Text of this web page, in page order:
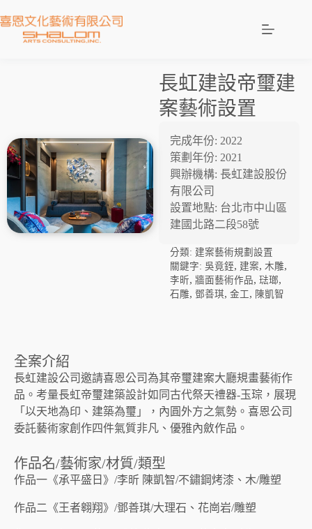
長虹建設帝璽建
案藝術設置
完成年份: 2022
策劃年份: 2021
興辦機構: 長虹建設股份
有限公司
設置地點: 台北市中山區
建國北路二段58號
分類: 建案藝術規劃設置
關鍵字: 吳竟銍, 建案, 木雕,
李昕, 牆面藝術作品, 琺瑯,
石雕, 鄧善琪, 金工, 陳凱智
全案介紹
長虹建設公司邀請喜恩公司為其帝璽建案大廳規畫藝術作
品。考量長虹帝璽建築設計如同古代祭天禮器-玉琮，展現
「以天地為印、建築為璽」，內圓外方之氣勢。喜恩公司
委託藝術家創作四件氣質非凡、優雅內斂作品。
作品名/藝術家/材質/類型
作品一《承平盛日》/李昕 陳凱智/不鏽鋼烤漆、木/雕塑
作品二《王者翱翔》/鄧善琪/大理石、花崗岩/雕塑